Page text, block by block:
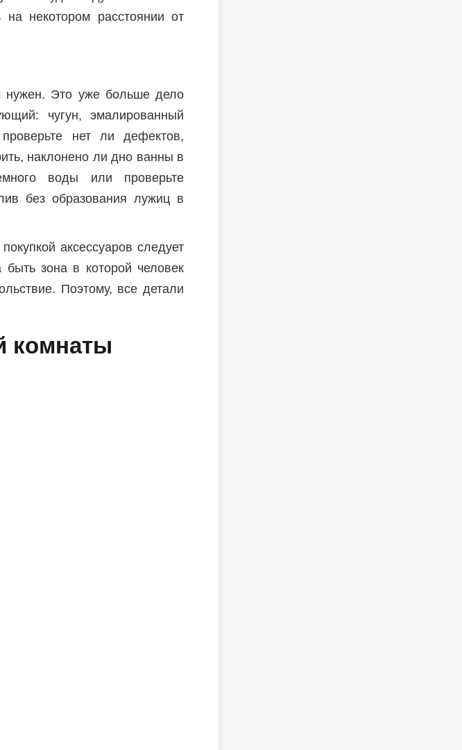
на некотором расстоянии от
нужен. Это уже больше дело
чугун, эмалированный
нет ли дефектов,
наклонено ли дно ванны в
воды или проверьте
без образования лужиц в
аксессуаров следует
зона в которой человек
Поэтому, все детали
комнаты